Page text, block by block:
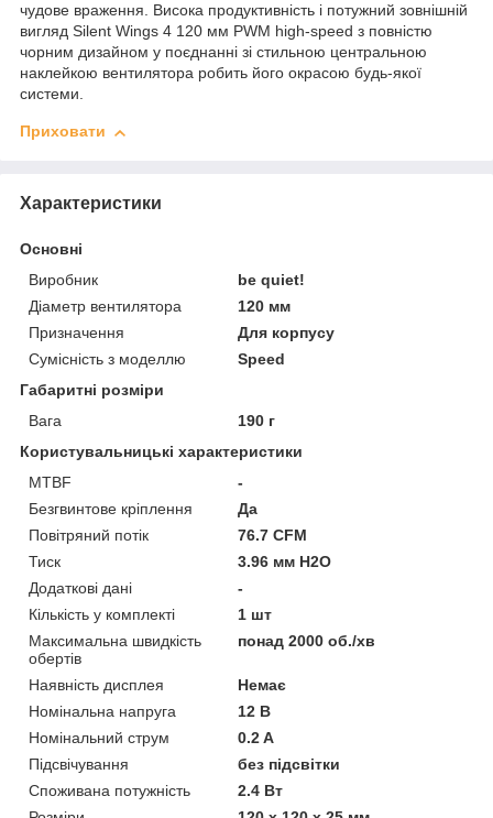
чудове враження. Висока продуктивність і потужний зовнішній
вигляд Silent Wings 4 120 мм PWM high-speed з повністю
чорним дизайном у поєднанні зі стильною центральною
наклейкою вентилятора робить його окрасою будь-якої
системи.
Приховати
Характеристики
Основні
Виробник
be quiet!
Діаметр вентилятора
120 мм
Призначення
Для корпусу
Сумісність з моделлю
Speed
Габаритні розміри
Вага
190 г
Користувальницькі характеристики
MTBF
-
Безгвинтове кріплення
Да
Повітряний потік
76.7 CFM
Тиск
3.96 мм H2O
Додаткові дані
-
Кількість у комплекті
1 шт
Максимальна швидкість
обертів
понад 2000 об./хв
Наявність дисплея
Немає
Номінальна напруга
12 В
Номінальний струм
0.2 A
Підсвічування
без підсвітки
Споживана потужність
2.4 Вт